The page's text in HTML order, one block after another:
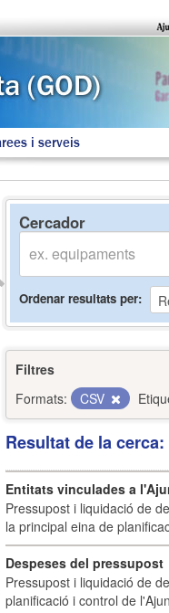
i serveis
Cercador
Ordenar resultats per
Filtres
Formats:
CSV
Resultat de la
Entitats vinculades a
Pressupost i liquidació de
la principal eina de
Despeses del pressupost
Pressupost i liquidació de
planificació i control de